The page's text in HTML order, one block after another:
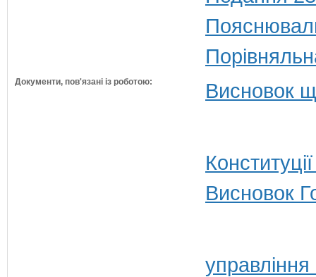
Документи, пов'язані із роботою: Висновок
Висновок